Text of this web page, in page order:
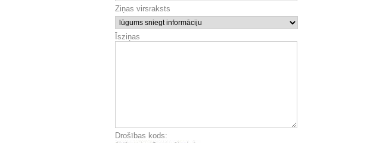
Ziņas virsraksts
Īsziņas
Drošības kods: